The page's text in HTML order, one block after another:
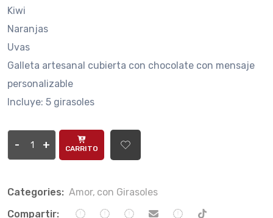
Kiwi
Naranjas
Uvas
Galleta artesanal cubierta con chocolate con mensaje
personalizable
Incluye: 5 girasoles
- + CARRITO
Categories: Amor, con Girasoles
Compartir: